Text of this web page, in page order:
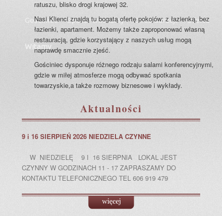
Gościniec Spacer wirtualny O restauracji Oferta
Witamy
ratuszu, blisko drogi krajowej 32.
Nasi Klienci znajdą tu bogatą ofertę pokojów: z łazienką, bez
łazienki, apartament. Możemy także zaproponować własną
restauracją, gdzie korzystający z naszych usług mogą
naprawdę smacznie zjeść.
Gościniec dysponuje różnego rodzaju salami konferencyjnymi,
gdzie w miłej atmosferze mogą odbywać spotkania
towarzyskie,a także rozmowy biznesowe i wykłady.
Aktualności
9 i 16 SIERPIEŃ 2026 NIEDZIELA CZYNNE
W NIEDZIELĘ 9 I 16 SIERPNIA LOKAL JEST
CZYNNY W GODZINACH 11 - 17 ZAPRASZAMY DO
KONTAKTU TELEFONICZNEGO TEL 606 919 479